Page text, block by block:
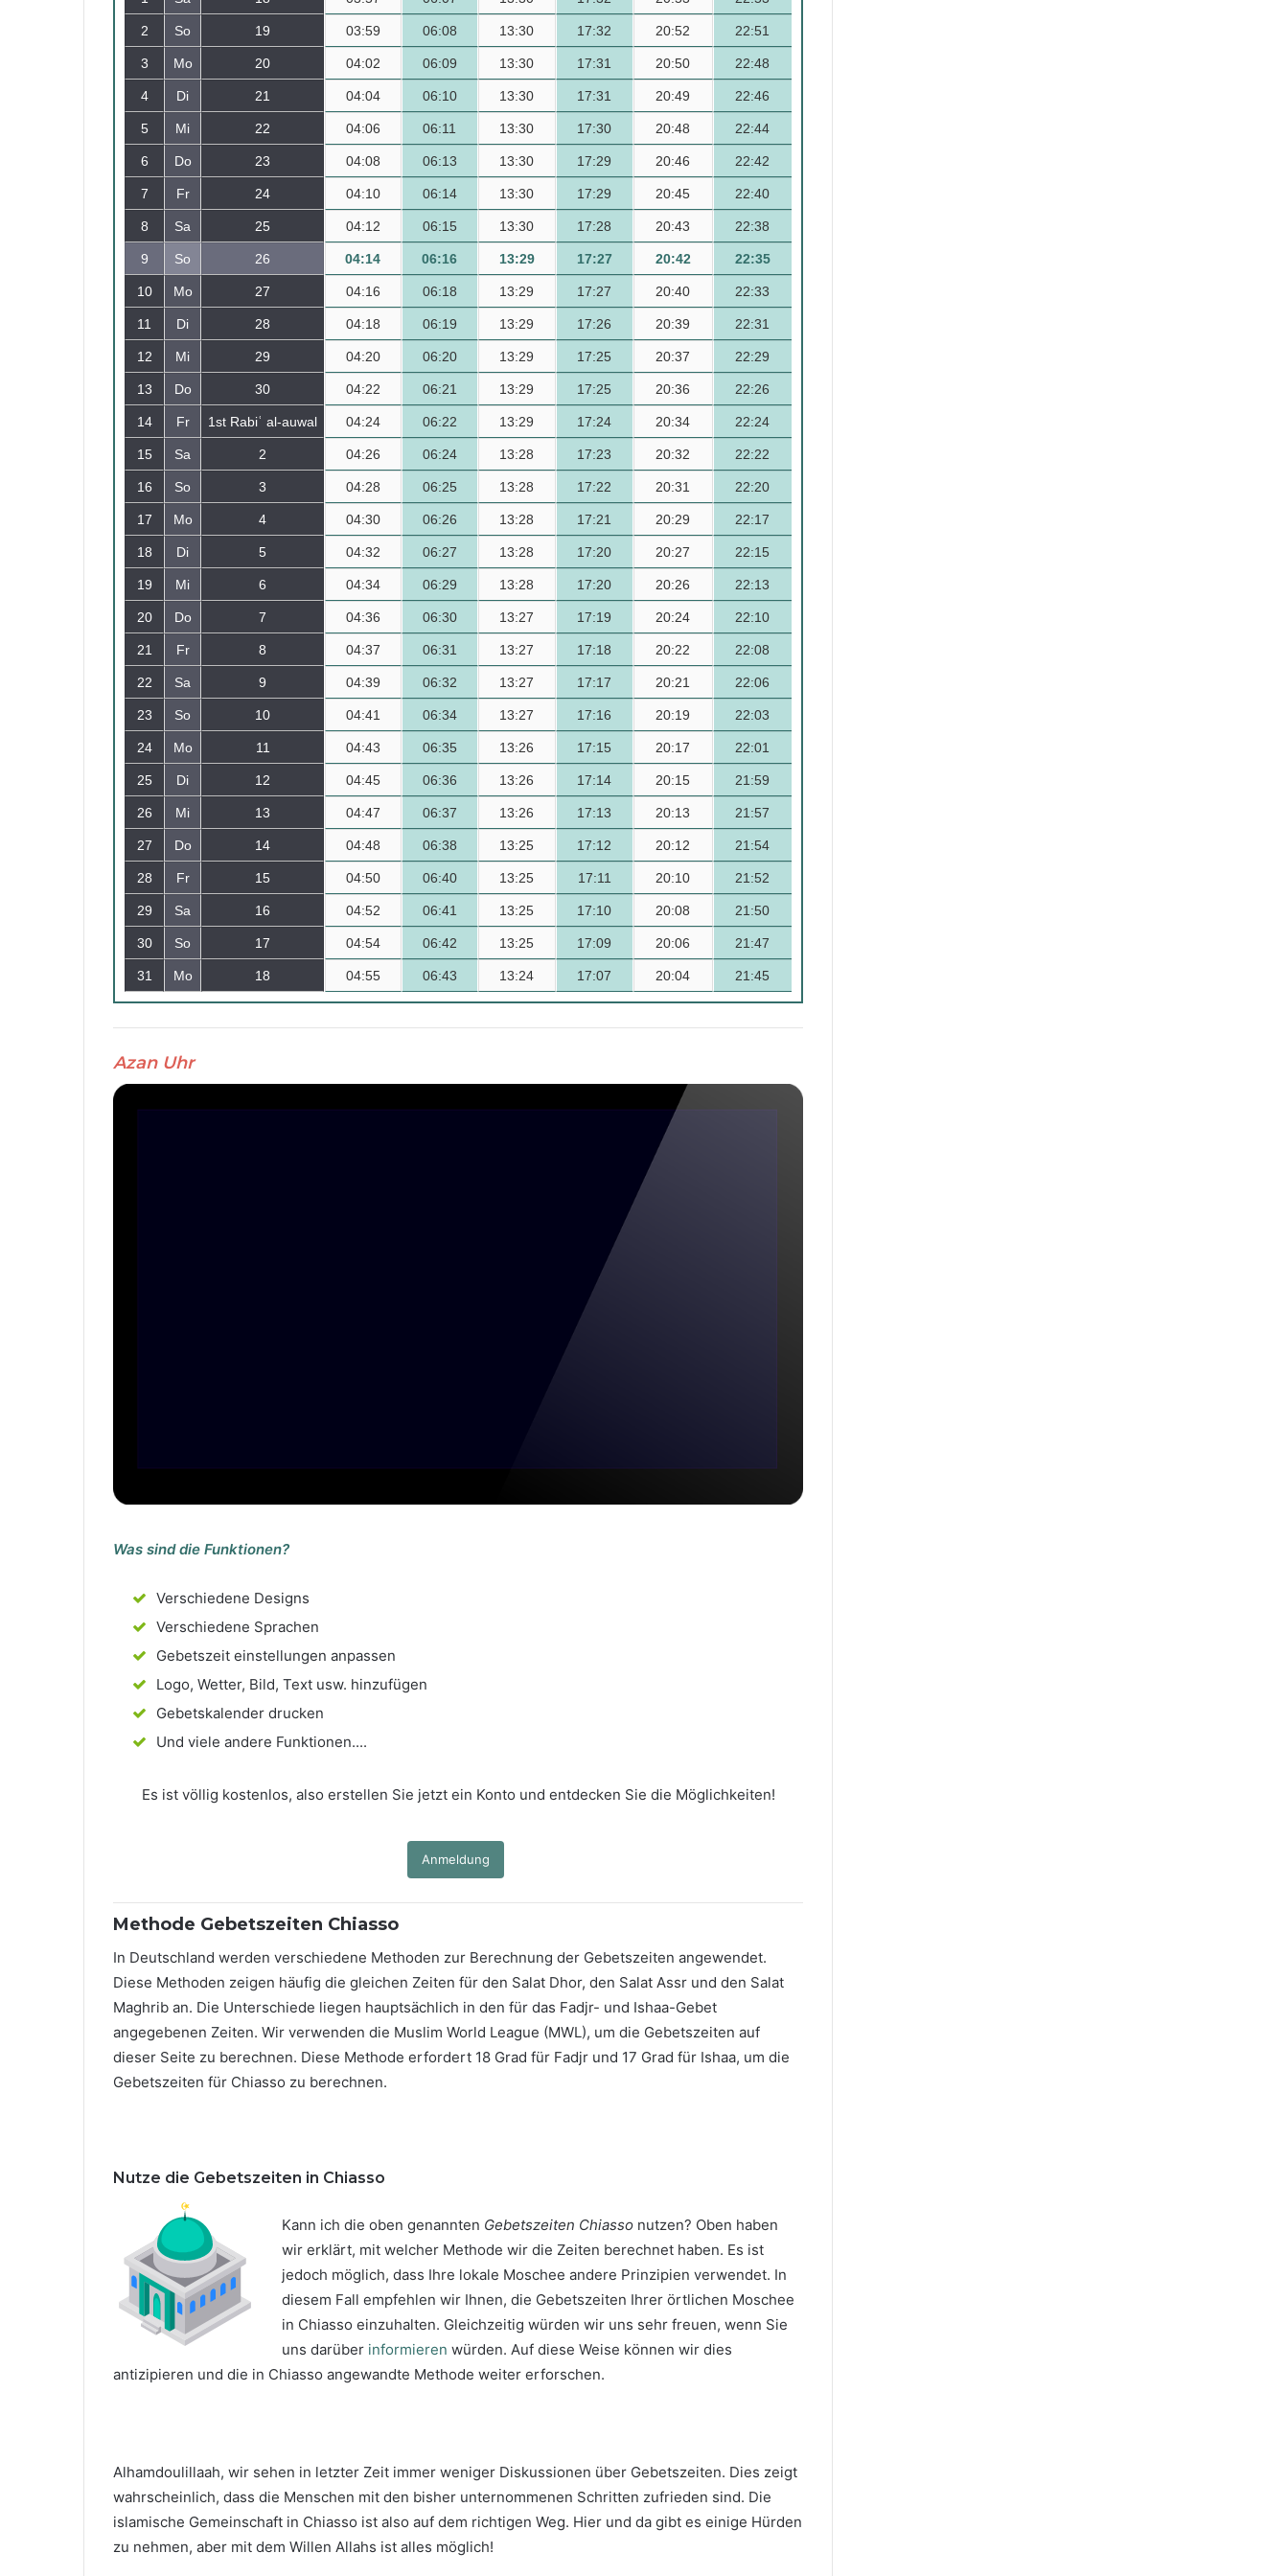
2 So 19
3 Mo 20
4 Di 21
5 Mi 22
6 Do 23
7 Fr 24
8 Sa 25
9 So 26
10 Mo 27
11 Di 28
12 Mi 29
13 Do 30
14 Fr 1st Rabiʿ al-auwal
15 Sa 2
16 So 3
17 Mo 4
18 Di 5
19 Mi 6
20 Do 7
21 Fr 8
22 Sa 9
23 So 10
24 Mo 11
25 Di 12
26 Mi 13
27 Do 14
28 Fr 15
29 Sa 16
30 So 17
31 Mo 18
03:59 06:08 13:30 17:32 20:52 22:51
04:02 06:09 13:30 17:31 20:50 22:48
04:04 06:10 13:30 17:31 20:49 22:46
04:06 06:11 13:30 17:30 20:48 22:44
04:08 06:13 13:30 17:29 20:46 22:42
04:10 06:14 13:30 17:29 20:45 22:40
04:12 06:15 13:30 17:28 20:43 22:38
04:14 06:16 13:29 17:27 20:42 22:35
04:16 06:18 13:29 17:27 20:40 22:33
04:18 06:19 13:29 17:26 20:39 22:31
04:20 06:20 13:29 17:25 20:37 22:29
04:22 06:21 13:29 17:25 20:36 22:26
04:24 06:22 13:29 17:24 20:34 22:24
04:26 06:24 13:28 17:23 20:32 22:22
04:28 06:25 13:28 17:22 20:31 22:20
04:30 06:26 13:28 17:21 20:29 22:17
04:32 06:27 13:28 17:20 20:27 22:15
04:34 06:29 13:28 17:20 20:26 22:13
04:36 06:30 13:27 17:19 20:24 22:10
04:37 06:31 13:27 17:18 20:22 22:08
04:39 06:32 13:27 17:17 20:21 22:06
04:41 06:34 13:27 17:16 20:19 22:03
04:43 06:35 13:26 17:15 20:17 22:01
04:45 06:36 13:26 17:14 20:15 21:59
04:47 06:37 13:26 17:13 20:13 21:57
04:48 06:38 13:25 17:12 20:12 21:54
04:50 06:40 13:25 17:11 20:10 21:52
04:52 06:41 13:25 17:10 20:08 21:50
04:54 06:42 13:25 17:09 20:06 21:47
04:55 06:43 13:24 17:07 20:04 21:45
Azan Uhr
Was sind die Funktionen?
Verschiedene Designs
Verschiedene Sprachen
Gebetszeit einstellungen anpassen
Logo, Wetter, Bild, Text usw. hinzufügen
Gebetskalender drucken
Und viele andere Funktionen....
Es ist völlig kostenlos, also erstellen Sie jetzt ein Konto und entdecken Sie die Möglichkeiten!
Anmeldung
Methode Gebetszeiten Chiasso
In Deutschland werden verschiedene Methoden zur Berechnung der Gebetszeiten angewendet.
Diese Methoden zeigen häufig die gleichen Zeiten für den Salat Dhor, den Salat Assr und den Salat
Maghrib an. Die Unterschiede liegen hauptsächlich in den für das Fadjr- und Ishaa-Gebet
angegebenen Zeiten. Wir verwenden die Muslim World League (MWL), um die Gebetszeiten auf
dieser Seite zu berechnen. Diese Methode erfordert 18 Grad für Fadjr und 17 Grad für Ishaa, um die
Gebetszeiten für Chiasso zu berechnen.
Nutze die Gebetszeiten in Chiasso
Kann ich die oben genannten Gebetszeiten Chiasso nutzen? Oben haben
wir erklärt, mit welcher Methode wir die Zeiten berechnet haben. Es ist
jedoch möglich, dass Ihre lokale Moschee andere Prinzipien verwendet. In
diesem Fall empfehlen wir Ihnen, die Gebetszeiten Ihrer örtlichen Moschee
in Chiasso einzuhalten. Gleichzeitig würden wir uns sehr freuen, wenn Sie
uns darüber informieren würden. Auf diese Weise können wir dies
antizipieren und die in Chiasso angewandte Methode weiter erforschen.
Alhamdoulillaah, wir sehen in letzter Zeit immer weniger Diskussionen über Gebetszeiten. Dies zeigt
wahrscheinlich, dass die Menschen mit den bisher unternommenen Schritten zufrieden sind. Die
islamische Gemeinschaft in Chiasso ist also auf dem richtigen Weg. Hier und da gibt es einige Hürden
zu nehmen, aber mit dem Willen Allahs ist alles möglich!